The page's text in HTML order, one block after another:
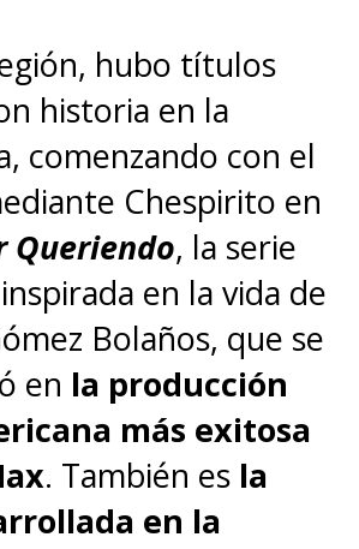
hubo títulos
historia en la
comenzando con el
Chespirito en
Queriendo, la serie
en la vida de
Bolaños, que se
en la producción
más exitosa
. También es la
en la